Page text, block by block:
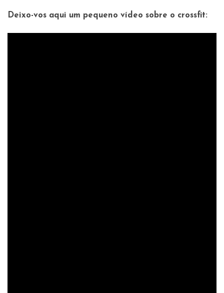
Deixo-vos aqui um pequeno vídeo sobre o crossfit: